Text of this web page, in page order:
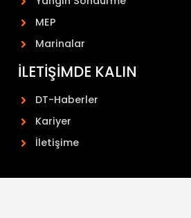
MEP
Marinalar
İLETIŞIMDE KALIN
DT-Haberler
Kariyer
İletişime